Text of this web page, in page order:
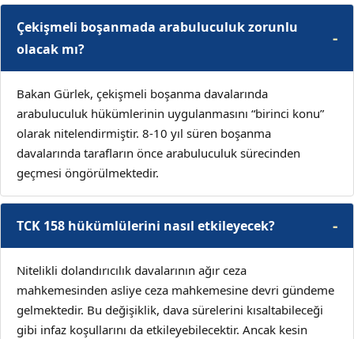
Çekişmeli boşanmada arabuluculuk zorunlu
olacak mı?
Bakan Gürlek, çekişmeli boşanma davalarında
arabuluculuk hükümlerinin uygulanmasını “birinci konu”
olarak nitelendirmiştir. 8-10 yıl süren boşanma
davalarında tarafların önce arabuluculuk sürecinden
geçmesi öngörülmektedir.
TCK 158 hükümlülerini nasıl etkileyecek?
Nitelikli dolandırıcılık davalarının ağır ceza
mahkemesinden asliye ceza mahkemesine devri gündeme
gelmektedir. Bu değişiklik, dava sürelerini kısaltabileceği
gibi infaz koşullarını da etkileyebilecektir. Ancak kesin